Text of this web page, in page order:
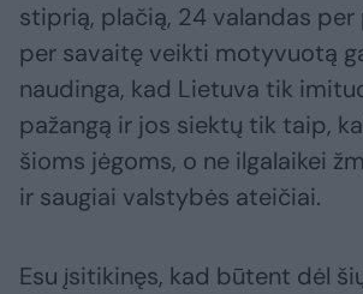
stiprią, plačią, 24 valandas per
per savaitę veikti motyvuotą
naudinga, kad Lietuva tik
pažangą ir jos siektų tik taip,
šioms jėgoms, o ne ilgalaikei
ir saugiai valstybės ateičiai.
Esu įsitikinęs, kad būtent dėl